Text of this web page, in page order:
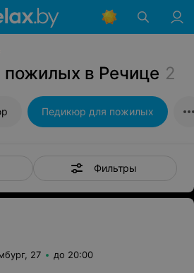
в Речице 2
Педикюр для пожилых
Фильтры
27 до 20:00